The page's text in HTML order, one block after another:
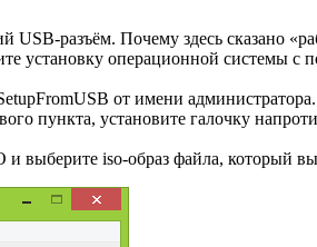
разъём. Почему здесь сказано
установку операционной системы
от имени администратора.
пункта, установите галочку
выберите iso-образ файла, который